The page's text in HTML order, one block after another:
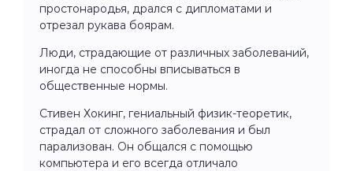
простонародья, дрался с дипломатами и
отрезал рукава боярам.
Люди, страдающие от различных заболеваний,
иногда не способны вписываться в
общественные нормы.
Стивен Хокинг, гениальный физик-теоретик,
страдал от сложного заболевания и был
парализован. Он общался с помощью
компьютера и его всегда отличало